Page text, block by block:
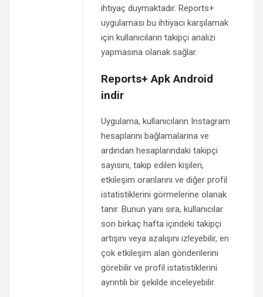
ihtiyaç duymaktadır. Reports+
uygulaması bu ihtiyacı karşılamak
için kullanıcıların takipçi analizi
yapmasına olanak sağlar.
Reports+ Apk Android
indir
Uygulama, kullanıcıların Instagram
hesaplarını bağlamalarına ve
ardından hesaplarındaki takipçi
sayısını, takip edilen kişileri,
etkileşim oranlarını ve diğer profil
istatistiklerini görmelerine olanak
tanır. Bunun yanı sıra, kullanıcılar
son birkaç hafta içindeki takipçi
artışını veya azalışını izleyebilir, en
çok etkileşim alan gönderilerini
görebilir ve profil istatistiklerini
ayrıntılı bir şekilde inceleyebilir.